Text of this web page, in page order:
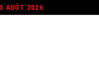
AOÛT 2026